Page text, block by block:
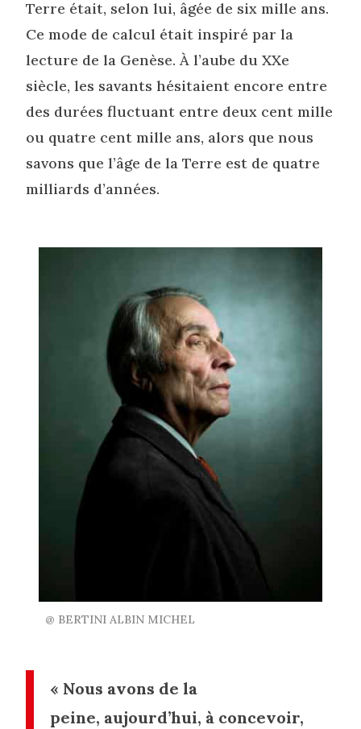
Terre était, selon lui, âgée de six mille ans.
Ce mode de calcul était inspiré par la
lecture de la Genèse. À l’aube du XXe
siècle, les savants hésitaient encore entre
des durées fluctuant entre deux cent mille
ou quatre cent mille ans, alors que nous
savons que l’âge de la Terre est de quatre
milliards d’années.
@ BERTINI ALBIN MICHEL
« Nous avons de la
peine, aujourd’hui, à concevoir,